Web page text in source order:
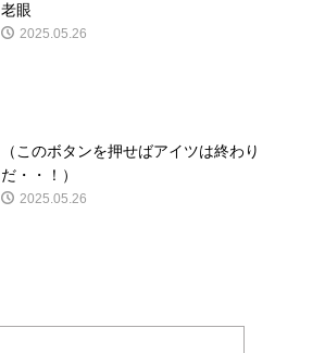
老眼
2025.05.26
（このボタンを押せばアイツは終わり
だ・・！）
2025.05.26